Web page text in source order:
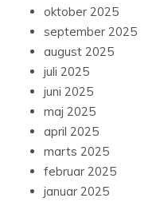
oktober 2025
september 2025
august 2025
juli 2025
juni 2025
maj 2025
april 2025
marts 2025
februar 2025
januar 2025